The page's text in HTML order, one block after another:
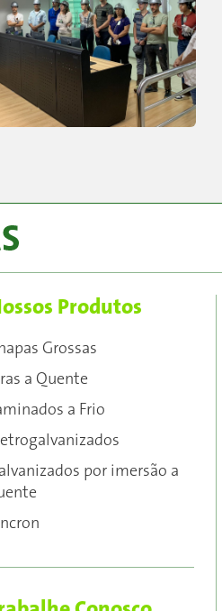
Produtos
Grossas
a Quente
a Frio
por imersão a